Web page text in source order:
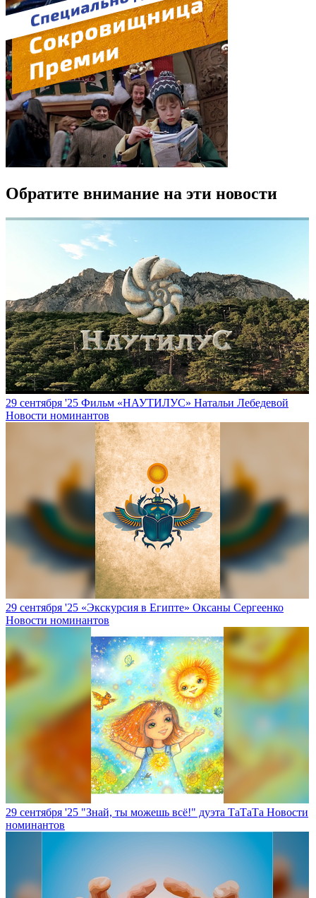
Обратите внимание на эти новости
29 сентября '25 Фильм «НАУТИЛУС» Натальи Лебедевой
Новости номинантов
29 сентября '25 «Экскурсия в Египте» Оксаны Сергеенко
Новости номинантов
29 сентября '25 "Знай, ты можешь всё!" дуэта ТаТаТа Новости
номинантов